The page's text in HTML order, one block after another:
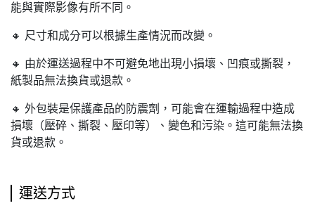
能與實際影像有所不同。
🔸 尺寸和成分可以根據生產情況而改變。
🔸 由於運送過程中不可避免地出現小損壞、凹痕或撕裂，
紙製品無法換貨或退款。
🔸 外包裝是保護產品的防震劑，可能會在運輸過程中造成
損壞（壓碎、撕裂、壓印等）、變色和污染。這可能無法換
貨或退款。
運送方式